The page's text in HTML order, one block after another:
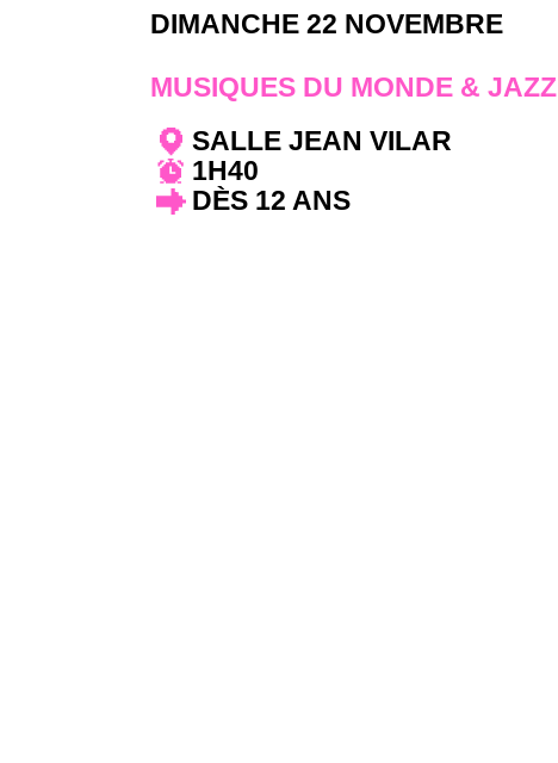
DIMANCHE 22 NOVEMBRE
MUSIQUES DU MONDE & JAZZ
SALLE JEAN VILAR
1H40
DÈS 12 ANS